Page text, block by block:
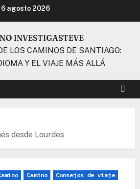
6 agosto 2026
INVESTIGASTEVE
LOS CAMINOS DE SANTIAGO:
Y EL VIAJE MÁS ALLÁ
desde Lourdes
Camino Consejos de viaje